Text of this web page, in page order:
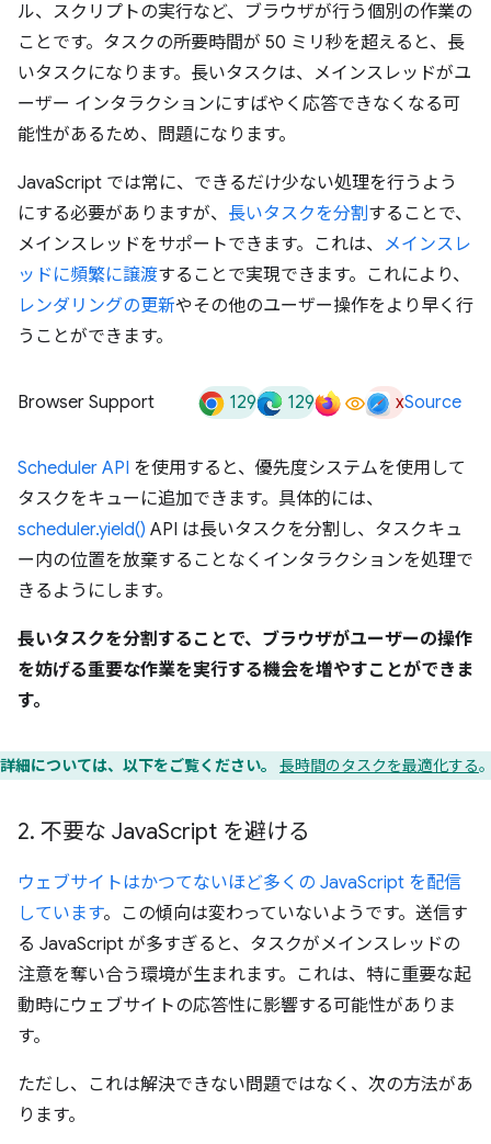
ル、スクリプトの実行など、ブラウザが行う個別の作業の
ことです。タスクの所要時間が 50 ミリ秒を超えると、長
いタスクになります。 長いタスクは、メインスレッドがユ
ーザー インタラクションにすばやく応答できなくなる可
能性があるため、問題になります。
JavaScript では常に、できるだけ少ない処理を行うよう
にする必要がありますが、 長いタスクを分割することで、
メインスレッドをサポートできます。これは、 メインスレ
ッドに頻繁に譲渡することで実現できます。これにより、
レンダリングの更新やその他のユーザー操作をより早く行
うことができます。
Browser Support 129 129 xSource
Scheduler API を使用すると、優先度システムを使用して
タスクをキューに追加できます。具体的には、
scheduler.yield() API は長いタスクを分割し、タスクキュ
ー内の位置を放棄することなくインタラクションを処理で
きるようにします。
長いタスクを分割することで、ブラウザがユーザーの操作
を妨げる重要な作業を実行する機会を増やすことができま
す。
詳細については、以下をご覧ください。 長時間のタスクを最適化する
2. 不要な JavaScript を避ける
ウェブサイトはかつてないほど多くの JavaScript を配信
しています。この傾向は変わっていないようです。送信す
る JavaScript が多すぎると、タスクがメインスレッドの
注意を奪い合う環境が生まれます。これは、特に重要な起
動時にウェブサイトの応答性に影響する可能性がありま
す。
ただし、これは解決できない問題ではなく、次の方法があ
ります。